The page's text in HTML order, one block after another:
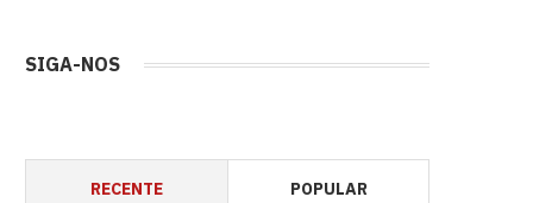
SIGA-NOS
RECENTE POPULAR